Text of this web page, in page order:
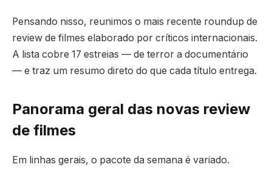
Pensando nisso, reunimos o mais recente roundup de
review de filmes elaborado por críticos internacionais.
A lista cobre 17 estreias — de terror a documentário
— e traz um resumo direto do que cada título entrega.
Panorama geral das novas review
de filmes
Em linhas gerais, o pacote da semana é variado.